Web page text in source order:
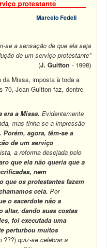
protestante
Marcelo Fedeli
se a sensação de que ela seja
de um serviço protestante”
(J. Guitton - 1998)
da Missa, imposta à toda a
70, Jean Guitton faz, dentre
era a Missa.Evidentemente
mas tinha-se a impressão
. Porém, agora, têm-se a
de um serviço
a reforma desejada pelo
que ela não queria que a
nem
que os protestantes fazem
ceia.Por
o sacerdote não a
altar, dando suas costas
foi executada uma
perturbou muitos
???)quiz-se celebrar a